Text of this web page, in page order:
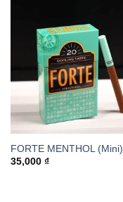
FORTE MENTHOL (Mini)
35,000 ₫